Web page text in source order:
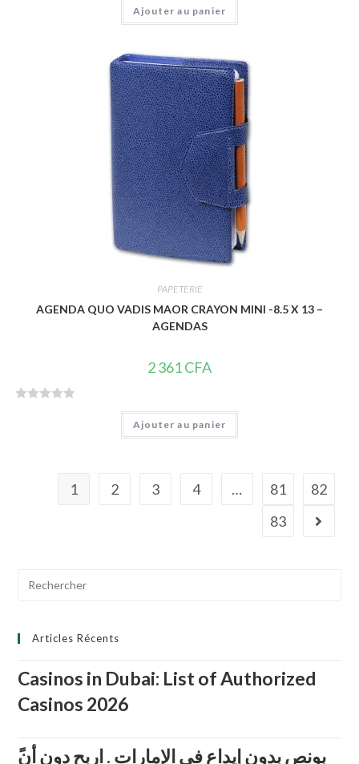
Ajouter au panier
PAPETERIE
AGENDA QUO VADIS MAOR CRAYON MINI -8.5 X 13 –
AGENDAS
2 361CFA
Ajouter au panier
1 2 3 4 … 81
82
83
Search
Articles Récents
Casinos in Dubai: List of Authorized
Casinos 2026